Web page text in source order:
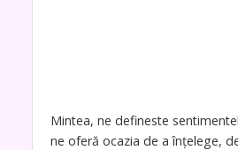
Mintea, ne defineste
ne oferă ocazia de a înțelege,